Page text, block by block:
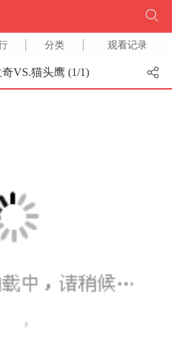
分类 观看记录
VS.猫头鹰 (1/1)